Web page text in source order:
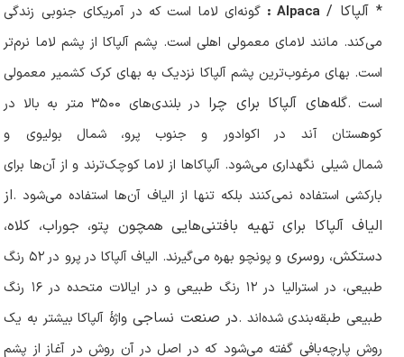
* آلپاکا /Alpaca
: گونه‌ای لاما است که در آمریکای جنوبی زندگی
می‌کند. مانند لامای معمولی اهلی است. پشم آلپاکا از پشم لاما نرم‌تر
است. بهای مرغوب‌ترین پشم آلپاکا نزدیک به بهای کرک کشمیر معمولی
است .گله‌های آلپاکا برای چرا در بلندی‌های ۳۵۰۰متر به بالا در
کوهستان آند
در اکوادور و جنوب پرو، شمال بولیوی
و
شمال شیلی نگهداری می‌شود. آلپاکاها از لاما کوچک‌ترند و از آن‌ها برای
بارکشی استفاده نمی‌کنند بلکه تنها از الیاف آن‌ها استفاده می‌شود.از
الیاف آلپاکا برای تهیه بافتنی‌هایی همچون پتو، جوراب، کلاه،
دستکش، روسری و پونچو بهره می‌گیرند. الیاف آلپاکا در پرو در۵۲ رنگ
طبیعی، در استرالیا در۱۲ رنگ طبیعی و در ایالات متحده در۱۶ رنگ
طبیعی طبقه‌بندی شده‌اند .در صنعت نساجی واژهٔ آلپاکا بیشتر به یک
روش پارچه‌بافی گفته می‌شود که در اصل در آن روش در آغاز از پشم